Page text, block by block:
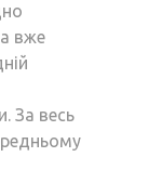
вже
За весь